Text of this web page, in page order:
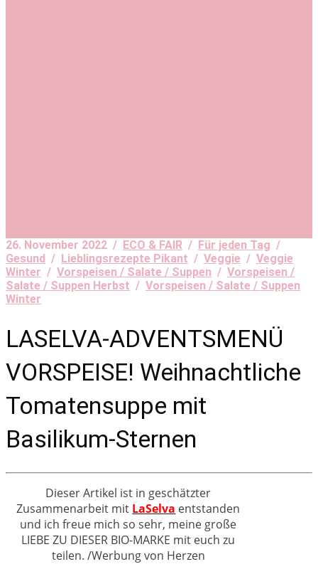
26. November 2022 / ECO & FAIR / Für jeden Tag /
Gesund / Lieblingsrezepte Pikant / Veggie / Veggie
Winter / Vorspeisen / Salate / Suppen / Vorspeisen /
Salate / Suppen Herbst / Vorspeisen / Salate / Suppen
Winter
LASELVA-ADVENTSMENÜ
VORSPEISE! Weihnachtliche
Tomatensuppe mit
Basilikum-Sternen
Dieser Artikel ist in geschätzter
Zusammenarbeit mit LaSelva entstanden
und ich freue mich so sehr, meine große
LIEBE ZU DIESER BIO-MARKE mit euch zu
teilen. /Werbung von Herzen